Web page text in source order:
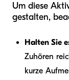
Um diese
gestalten,
Halten Sie
Zuhören
kurze